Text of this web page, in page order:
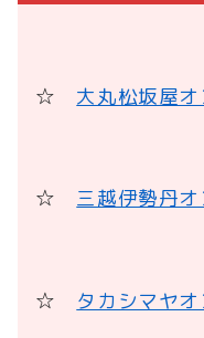
☆ 大丸松坂屋
☆ 三越伊勢丹
☆ タカシマヤ